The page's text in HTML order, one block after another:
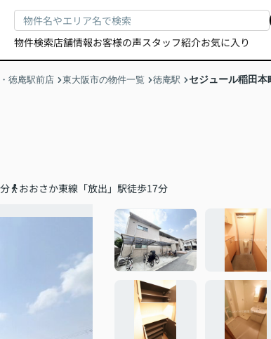
物件検索店舗情報お客様の声スタッフ紹介お気に入り
徳庵駅前店 東大阪市の物件一覧 徳庵駅 セジュール稲田本
おおさか東線「放出」駅徒歩17分